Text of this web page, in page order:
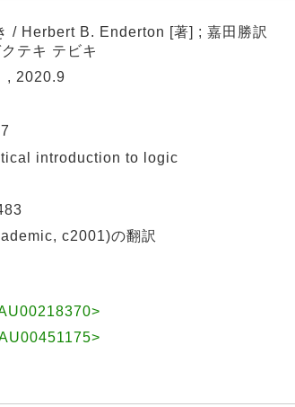
/ Herbert B. Enderton [著] ; 嘉田勝訳
テキ テビキ
, 2020.9
introduction to logic
c2001)の翻訳